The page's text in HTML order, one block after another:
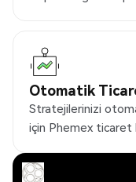
Otomatik
Stratejilerinizi
için Phemex ticaret